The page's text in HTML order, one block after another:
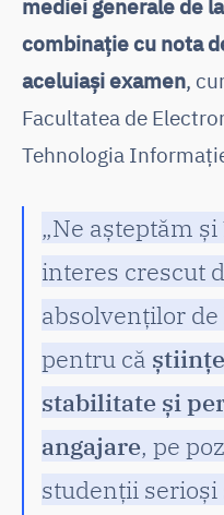
mediei generale de
combinație cu nota
aceluiași examen,
Facultatea de
Tehnologia
„Ne așteptăm
interes crescut
absolvenților
pentru că
stabilitate și
angajare, pe
studenții